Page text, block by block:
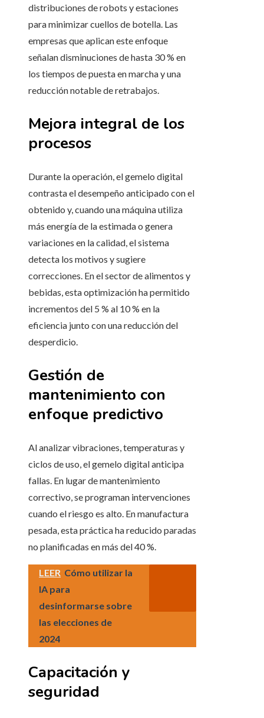
distribuciones de robots y estaciones
para minimizar cuellos de botella. Las
empresas que aplican este enfoque
señalan disminuciones de hasta 30 % en
los tiempos de puesta en marcha y una
reducción notable de retrabajos.
Mejora integral de los
procesos
Durante la operación, el gemelo digital
contrasta el desempeño anticipado con el
obtenido y, cuando una máquina utiliza
más energía de la estimada o genera
variaciones en la calidad, el sistema
detecta los motivos y sugiere
correcciones. En el sector de alimentos y
bebidas, esta optimización ha permitido
incrementos del 5 % al 10 % en la
eficiencia junto con una reducción del
desperdicio.
Gestión de
mantenimiento con
enfoque predictivo
Al analizar vibraciones, temperaturas y
ciclos de uso, el gemelo digital anticipa
fallas. En lugar de mantenimiento
correctivo, se programan intervenciones
cuando el riesgo es alto. En manufactura
pesada, esta práctica ha reducido paradas
no planificadas en más del 40 %.
LEER Cómo utilizar la
IA para
desinformarse sobre
las elecciones de
2024
Capacitación y
seguridad